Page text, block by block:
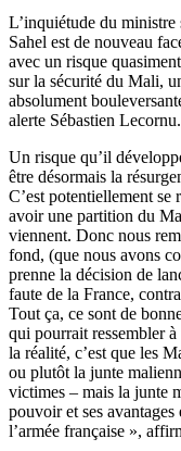
L’inquiétude du ministre
Sahel est de nouveau
avec un risque
sur la sécurité du Mali,
absolument
alerte Sébastien Lecornu.
Un risque qu’il
être désormais la
C’est potentiellement
avoir une partition du
viennent. Donc nous
fond, (que nous avons
prenne la décision de
faute de la France,
Tout ça, ce sont de
qui pourrait ressembler
la réalité, c’est que les
ou plutôt la junte
victimes – mais la junte
pouvoir et ses
l’armée française »,